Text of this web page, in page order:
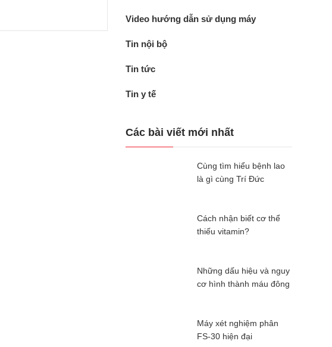
Video hướng dẫn sử dụng máy
Tin nội bộ
Tin tức
Tin y tế
Các bài viết mới nhất
Cùng tìm hiểu bệnh lao
là gì cùng Trí Đức
Cách nhận biết cơ thể
thiếu vitamin?
Những dấu hiệu và nguy
cơ hình thành máu đông
Máy xét nghiệm phân
FS-30 hiện đại